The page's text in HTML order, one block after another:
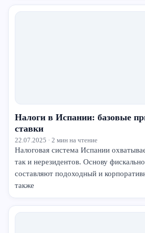
Налоги в Испании: базовые
ставки
22.07.2025 · 2 мин на чтение
Налоговая система Испании
так и нерезидентов. Основу
составляют подоходный и
также